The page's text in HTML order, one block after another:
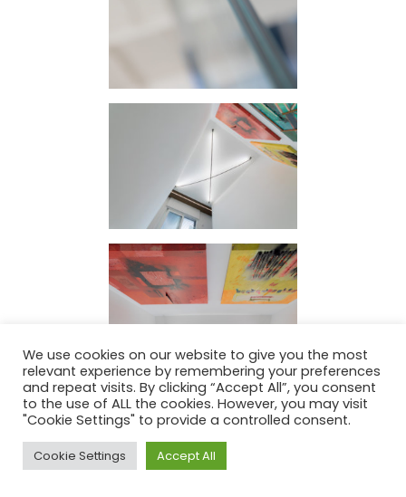
We use cookies on our website to give you the most
relevant experience by remembering your preferences
and repeat visits. By clicking “Accept All”, you consent
to the use of ALL the cookies. However, you may visit
"Cookie Settings" to provide a controlled consent.
Cookie Settings Accept All